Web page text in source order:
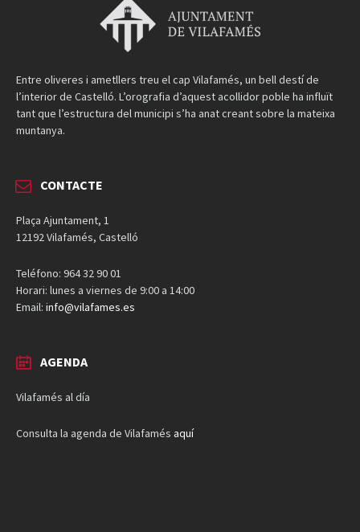
Entre oliveres i ametllers treu el cap Vilafamés, un bell destí de
l’interior de Castelló. L’orografia d’aquest acollidor poble ha influït
tant que l’estructura del municipi s’ha anat creant sobre la mateixa
muntanya.
CONTACTE
Plaça Ajuntament, 1
12192 Vilafamés, Castelló
Teléfono: 964 32 90 01
Horari: lunes a viernes de 9:00 a 14:00
Email: info@vilafames.es
AGENDA
Vilafamés al día
Consulta la agenda de Vilafamés aquí